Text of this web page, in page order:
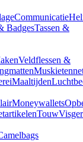
Communicatie
BadgesTassen &
Veldflessen &
Maaltijden
Moneywallets
Touw